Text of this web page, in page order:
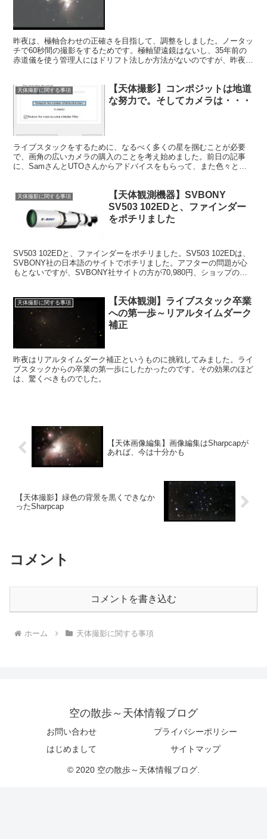
昨夜は、極軸合わせの正確さを目指して、調整をしました。ノータッ
チで60秒間の撮影をするためです。極軸望遠鏡はないし、35年前の
赤道儀を使う管理人にはドリフト法しか方法がないのですが、昨夜は
天体撮影に関する事項
【天体撮影】コンポジットは地道
な努力で。そしてカメラは・・・
ライブスタックをするために、なるべく多くの星を掴むことが必要
で、画角の広いカメラの購入のことを考え始めました。前日の記事
に、SamさんとUTOさんからアドバイスをもらって、また色々と勉
天体撮影に関する事項
【天体観測機器】SVBONY
SV503 102EDと、ファインダー
をポチリました
SV503 102EDと、ファインダーをポチリました。SV503 102EDは、
SVBONY社の日本語のサイトでポチリました。アフターの問題が心
もとないですが、SVBONY社サイトの方が70,980円、ショップの方
天体撮影に関する事項
【天体観測】ライブスタック卒業
への第一歩～リアルタイムダーク
補正
昨夜はリアルタイムダーク補正というものに挑戦してみました。ライ
ブスタックからの卒業の第一歩にしたかったのです。その効果のほど
は、驚くべきものでした。
【天体画像編集】画像編集はSharpcapが
あれば、今は十分かも
【天体撮影】緑色の背景を黒くできなか
ったSharpcap
コメント
コメントを書き込む
ホーム 天体撮影に関する事項
空の散歩～天体情報ブログ
お問い合わせ
プライバシーポリシー
はじめまして
サイトマップ
© 2020 空の散歩～天体情報ブログ.